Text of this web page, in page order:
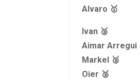
Alvaro 🥇
Ivan 🥈
Aimar Arregui
Markel 🥈
Oier 🥈